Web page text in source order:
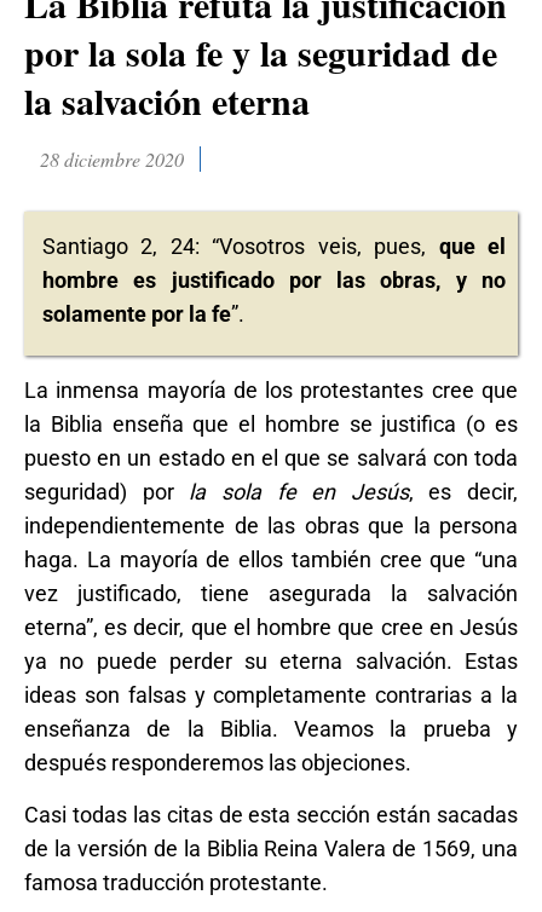
por la sola fe y la seguridad de
la salvación eterna
28 diciembre 2020
Santiago 2, 24: “Vosotros veis, pues, que el
hombre es justificado por las obras, y no
solamente por la fe”.
La inmensa mayoría de los protestantes cree que
la Biblia enseña que el hombre se justifica (o es
puesto en un estado en el que se salvará con toda
seguridad) por la sola fe en Jesús, es decir,
independientemente de las obras que la persona
haga. La mayoría de ellos también cree que “una
vez justificado, tiene asegurada la salvación
eterna”, es decir, que el hombre que cree en Jesús
ya no puede perder su eterna salvación. Estas
ideas son falsas y completamente contrarias a la
enseñanza de la Biblia. Veamos la prueba y
después responderemos las objeciones.
Casi todas las citas de esta sección están sacadas
de la versión de la Biblia Reina Valera de 1569, una
famosa traducción protestante.